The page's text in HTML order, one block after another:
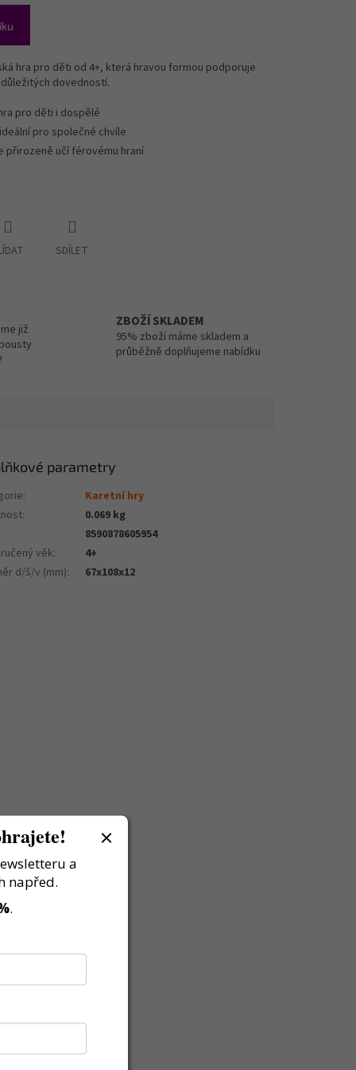
hra pro děti od 4+, která hravou formou podporuje
dovedností.
pro děti i dospělé
pro společné chvíle
přirozeně učí férovému hraní
SDÍLET
již
ZBOŽÍ SKLADEM
95% zboží máme skladem a
průběžně doplňujeme nabídku
parametry
:
Karetní hry
:
0.069 kg
8590878605954
věk:
4+
d/š/v (mm): 67x108x12
a
napřed.
.